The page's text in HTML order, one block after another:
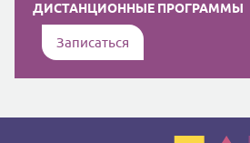
ДИСТАНЦИОННЫЕ ПРОГРАММЫ
Записаться